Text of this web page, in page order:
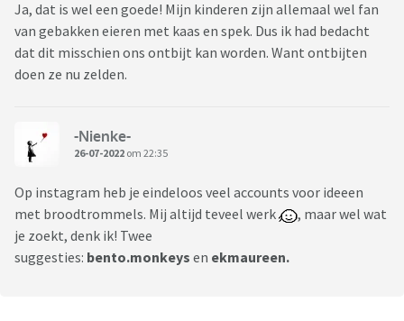
Ja, dat is wel een goede! Mijn kinderen zijn allemaal wel fan
van gebakken eieren met kaas en spek. Dus ik had bedacht
dat dit misschien ons ontbijt kan worden. Want ontbijten
doen ze nu zelden.
-Nienke-
26-07-2022 om 22:35
Op instagram heb je eindeloos veel accounts voor ideeen
met broodtrommels. Mij altijd teveel werk
, maar wel wat
je zoekt, denk ik! Twee
suggesties: bento.monkeys en ekmaureen.